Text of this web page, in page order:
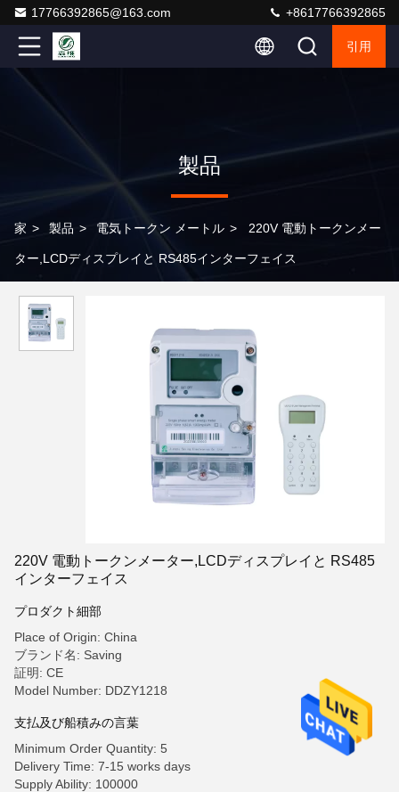
17766392865@163.com +8617766392865
引用
製品
家 > 製品 > 電気トークン メートル > 220V 電動トークンメー
ター,LCDディスプレイと RS485インターフェイス
220V 電動トークンメーター,LCDディスプレイと RS485
インターフェイス
プロダクト細部
Place of Origin: China
ブランド名: Saving
証明: CE
Model Number: DDZY1218
支払及び船積みの言葉
Minimum Order Quantity: 5
Delivery Time: 7-15 works days
Supply Ability: 100000